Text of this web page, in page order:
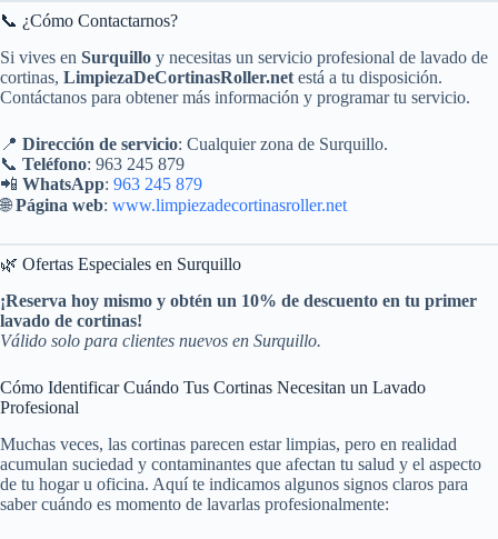
📞 ¿Cómo Contactarnos?
Si vives en Surquillo y necesitas un servicio profesional de lavado de
cortinas, LimpiezaDeCortinasRoller.net está a tu disposición.
Contáctanos para obtener más información y programar tu servicio.
📍 Dirección de servicio: Cualquier zona de Surquillo.
📞 Teléfono: 963 245 879
📲 WhatsApp: 963 245 879
🌐Página web: www.limpiezadecortinasroller.net
🌿 Ofertas Especiales en Surquillo
¡Reserva hoy mismo y obtén un 10% de descuento en tu primer
lavado de cortinas!
Válido solo para clientes nuevos en Surquillo.
Cómo Identificar Cuándo Tus Cortinas Necesitan un Lavado
Profesional
Muchas veces, las cortinas parecen estar limpias, pero en realidad
acumulan suciedad y contaminantes que afectan tu salud y el aspecto
de tu hogar u oficina. Aquí te indicamos algunos signos claros para
saber cuándo es momento de lavarlas profesionalmente: